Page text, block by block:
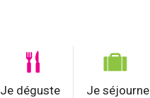
Je déguste Je séjourne